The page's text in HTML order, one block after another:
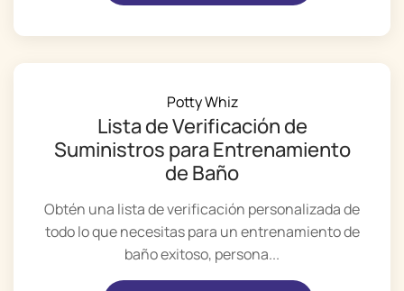
Potty Whiz
Lista de Verificación de
Suministros para Entrenamiento
de Baño
Obtén una lista de verificación personalizada de
todo lo que necesitas para un entrenamiento de
baño exitoso, persona...